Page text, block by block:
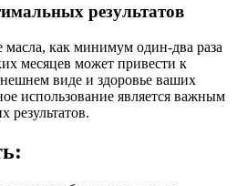
результатов
масла, как минимум один-два раза
месяцев может привести к
виде и здоровье ваших
использование является важным
результатов.